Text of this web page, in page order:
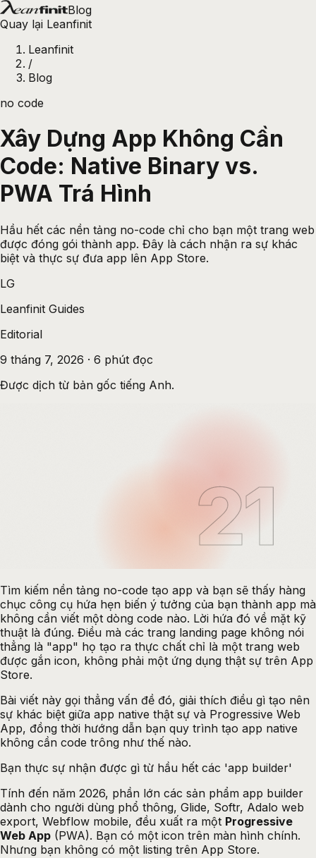
Blog
Quay lại Leanfinit
Leanfinit
/
Blog
no code
Xây Dựng App Không Cần
Code: Native Binary vs.
PWA Trá Hình
Hầu hết các nền tảng no-code chỉ cho bạn một trang web
được đóng gói thành app. Đây là cách nhận ra sự khác
biệt và thực sự đưa app lên App Store.
LG
Leanfinit Guides
Editorial
9 tháng 7, 2026 · 6 phút đọc
Được dịch từ bản gốc tiếng Anh.
21
Tìm kiếm nền tảng no-code tạo app và bạn sẽ thấy hàng
chục công cụ hứa hẹn biến ý tưởng của bạn thành app mà
không cần viết một dòng code nào. Lời hứa đó về mặt kỹ
thuật là đúng. Điều mà các trang landing page không nói
thẳng là "app" họ tạo ra thực chất chỉ là một trang web
được gắn icon, không phải một ứng dụng thật sự trên App
Store.
Bài viết này gọi thẳng vấn đề đó, giải thích điều gì tạo nên
sự khác biệt giữa app native thật sự và Progressive Web
App, đồng thời hướng dẫn bạn quy trình tạo app native
không cần code trông như thế nào.
Bạn thực sự nhận được gì từ hầu hết các 'app builder'
Tính đến năm 2026, phần lớn các sản phẩm app builder
dành cho người dùng phổ thông, Glide, Softr, Adalo web
export, Webflow mobile, đều xuất ra một Progressive
Web App (PWA). Bạn có một icon trên màn hình chính.
Nhưng bạn không có một listing trên App Store.